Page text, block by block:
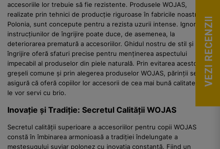
accesoriile lor trebuie să fie rezistente. Produsele WOJAS,
realizate prin tehnici de producție riguroase în fabricile noastre din
Polonia, sunt concepute pentru a rezista uzurii intense. Ignorarea
instrucțiunilor de îngrijire poate duce, de asemenea, la
deteriorarea prematură a accesoriilor. Ghidul nostru de stil și
îngrijire oferă sfaturi precise pentru menținerea aspectului
impecabil al produselor din piele naturală. Prin evitarea acestor
greșeli comune și prin alegerea produselor WOJAS, părinții se
asigură că oferă copiilor lor accesorii de cea mai bună calitate, care
le vor servi cu brio.
Inovație și Tradiție: Secretul Calității WOJAS
Secretul calității superioare a accesoriilor pentru copii WOJAS
constă în îmbinarea armonioasă a tradiției îndelungate a
meșteșugului șuviar polonez cu inovația constantă. Fiind un
VEZI RECENZII